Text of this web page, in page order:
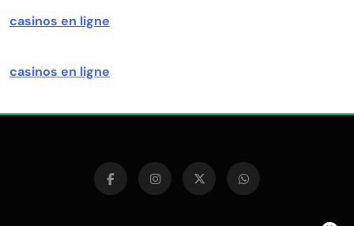
casinos en ligne
casinos en ligne